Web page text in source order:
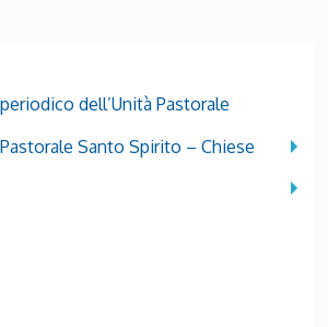
dell’Unità Pastorale
Santo Spirito – Chiese